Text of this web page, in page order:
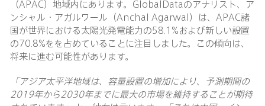
（APAC）地域内にあります。GlobalDataのアナリスト、ア
ンシャル・アガルワール（Anchal Agarwal）は、APAC諸
国が世界における太陽光発電能力の58.1%および新しい設置
の70.8%をを占めていることに注目しました。この傾向は、
将来に進む可能性があります。
「アジア太平洋地域は、容量設置の増加により、予測期間の
2019年から2030年までに最大の市場を維持することが期待